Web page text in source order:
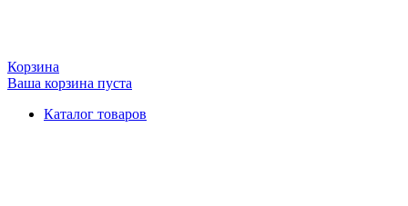
Корзина
Ваша корзина пуста
Каталог товаров